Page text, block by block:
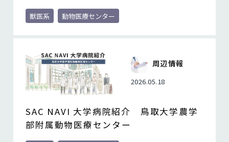
獣医系 動物医療センター
周辺情報
2026.05.18
SAC NAVI 大学病院紹介 鳥取大学農学
部附属動物医療センター